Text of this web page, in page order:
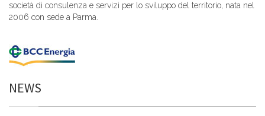
società di consulenza e servizi per lo sviluppo del territorio, nata nel
2006 con sede a Parma.
NEWS